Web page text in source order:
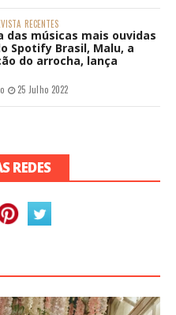
RECENTES
das músicas mais ouvidas
Spotify Brasil, Malu, a
do arrocha, lança
25 Julho 2022
REDES